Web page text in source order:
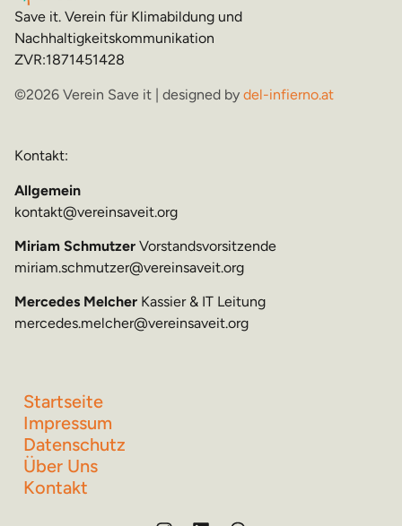
Save it. Verein für Klimabildung und
Nachhaltigkeitskommunikation
ZVR:1871451428
©2026 Verein Save it | designed by del-infierno.at
Kontakt:
Allgemein
kontakt@vereinsaveit.org
Miriam Schmutzer Vorstandsvorsitzende
miriam.schmutzer@vereinsaveit.org
Mercedes Melcher Kassier & IT Leitung
mercedes.melcher@vereinsaveit.org
Startseite
Impressum
Datenschutz
Über Uns
Kontakt